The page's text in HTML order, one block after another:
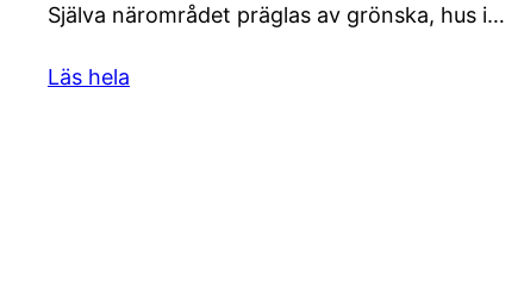
Själva närområdet präglas av grönska, hus i…
Läs hela